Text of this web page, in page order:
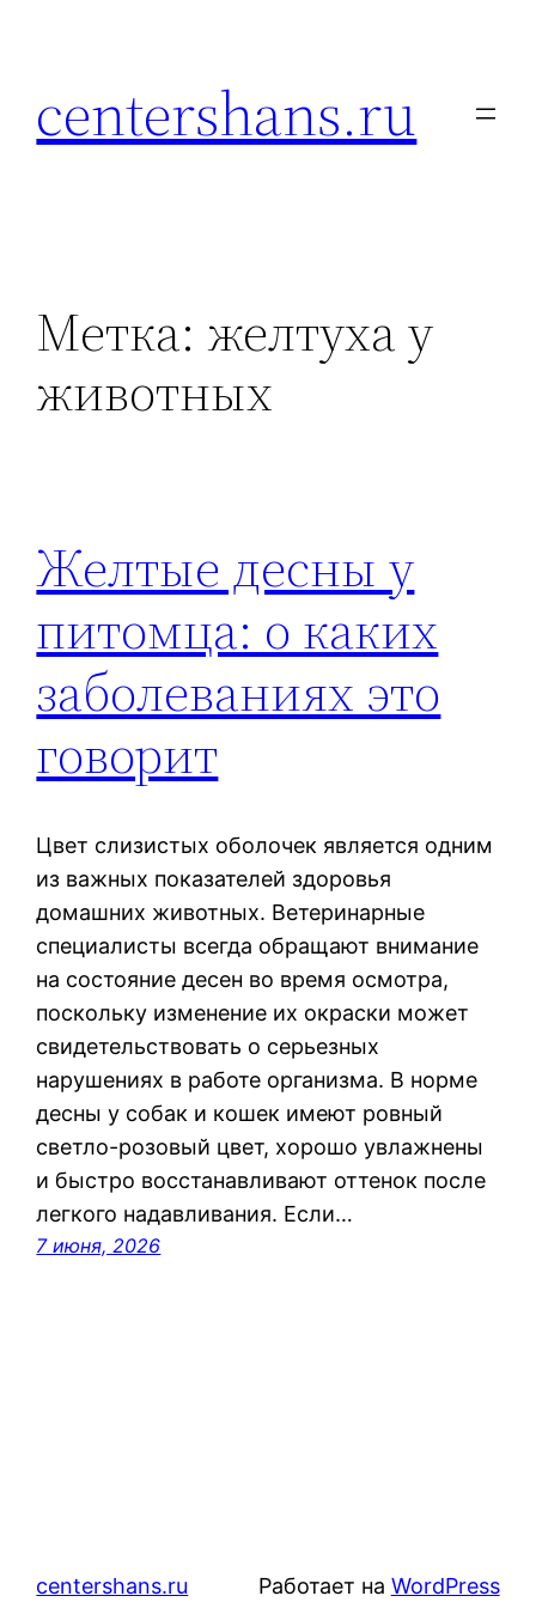
centershans.ru
Метка:желтуха у
животных
Желтые десны у
питомца: о каких
заболеваниях это
говорит
Цвет слизистых оболочек является одним
из важных показателей здоровья
домашних животных. Ветеринарные
специалисты всегда обращают внимание
на состояние десен во время осмотра,
поскольку изменение их окраски может
свидетельствовать о серьезных
нарушениях в работе организма. В норме
десны у собак и кошек имеют ровный
светло-розовый цвет, хорошо увлажнены
и быстро восстанавливают оттенок после
легкого надавливания. Если…
7 июня, 2026
centershans.ru Работает на WordPress